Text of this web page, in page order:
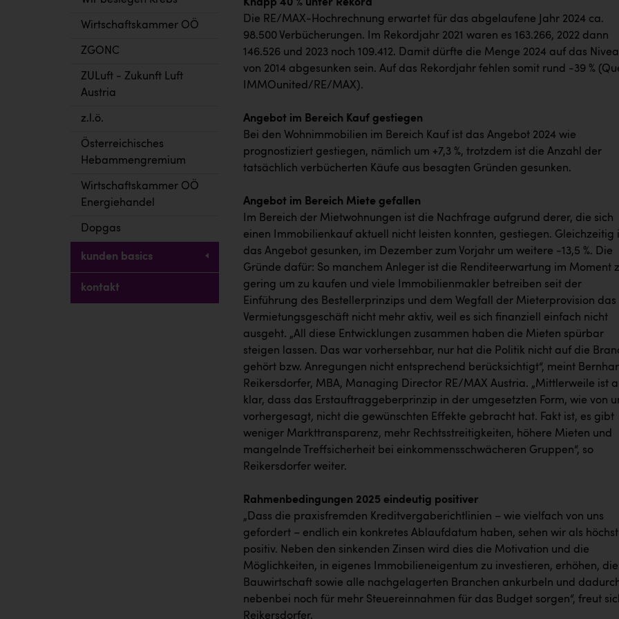
Wirtschaftskammer OÖ
ZGONC
ZULuft - Zukunft Luft
Austria
z.l.ö.
Österreichisches
Hebammengremium
Wirtschaftskammer OÖ
Energiehandel
Dopgas
kunden basics
kontakt
Knapp 40 % unter Rekord
Die RE/MAX-Hochrechnung erwartet für das abgelaufene Jahr 2024 ca.
98.500 Verbücherungen. Im Rekordjahr 2021 waren es 163.266, 2022 dann
146.526 und 2023 noch 109.412. Damit dürfte die Menge 2024 auf das
von 2014 abgesunken sein. Auf das Rekordjahr fehlen somit rund -39 %
IMMOunited/RE/MAX).
Angebot im Bereich Kauf gestiegen
Bei den Wohnimmobilien im Bereich Kauf ist das Angebot 2024 wie
prognostiziert gestiegen, nämlich um +7,3 %, trotzdem ist die Anzahl der
tatsächlich verbücherten Käufe aus besagten Gründen gesunken.
Angebot im Bereich Miete gefallen
Im Bereich der Mietwohnungen ist die Nachfrage aufgrund derer, die sich
einen Immobilienkauf aktuell nicht leisten konnten, gestiegen. Gleichzeitig
das Angebot gesunken, im Dezember zum Vorjahr um weitere -13,5 %. Die
Gründe dafür: So manchem Anleger ist die Renditeerwartung im Moment
gering um zu kaufen und viele Immobilienmakler betreiben seit der
Einführung des Bestellerprinzips und dem Wegfall der Mieterprovision das
Vermietungsgeschäft nicht mehr aktiv, weil es sich finanziell einfach nicht
ausgeht. „All diese Entwicklungen zusammen haben die Mieten spürbar
steigen lassen. Das war vorhersehbar, nur hat die Politik nicht auf die
gehört bzw. Anregungen nicht entsprechend berücksichtigt“, meint
Reikersdorfer, MBA, Managing Director RE/MAX Austria. „Mittlerweile ist
klar, dass das Erstauftraggeberprinzip in der umgesetzten Form, wie von
vorhergesagt, nicht die gewünschten Effekte gebracht hat. Fakt ist, es gibt
weniger Markttransparenz, mehr Rechtsstreitigkeiten, höhere Mieten und
mangelnde Treffsicherheit bei einkommensschwächeren Gruppen“, so
Reikersdorfer weiter.
Rahmenbedingungen 2025 eindeutig positiver
„Dass die praxisfremden Kreditvergaberichtlinien – wie vielfach von uns
gefordert – endlich ein konkretes Ablaufdatum haben, sehen wir als höchst
positiv. Neben den sinkenden Zinsen wird dies die Motivation und die
Möglichkeiten, in eigenes Immobilieneigentum zu investieren, erhöhen, die
Bauwirtschaft sowie alle nachgelagerten Branchen ankurbeln und
nebenbei noch für mehr Steuereinnahmen für das Budget sorgen“, freut
Reikersdorfer.